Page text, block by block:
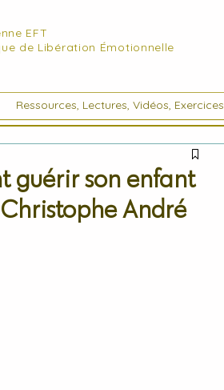
EFT
de Libération Émotionnelle
Ressources, Lectures, Vidéos, Exercices
guérir son enfant
André